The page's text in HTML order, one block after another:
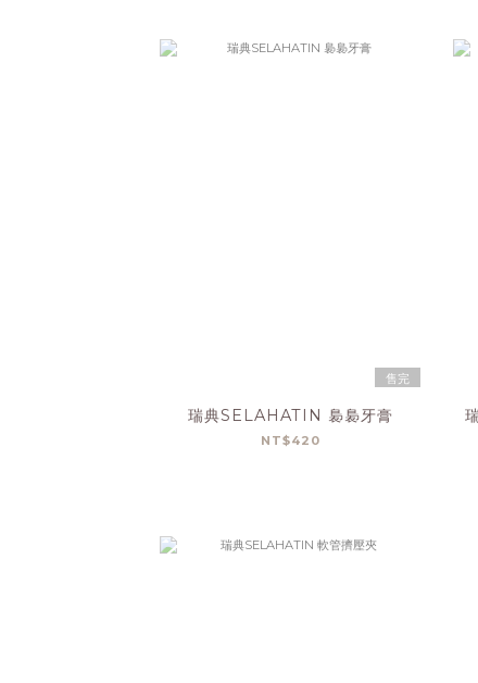
售完
瑞典SELAHATIN 裊裊牙膏
NT$420